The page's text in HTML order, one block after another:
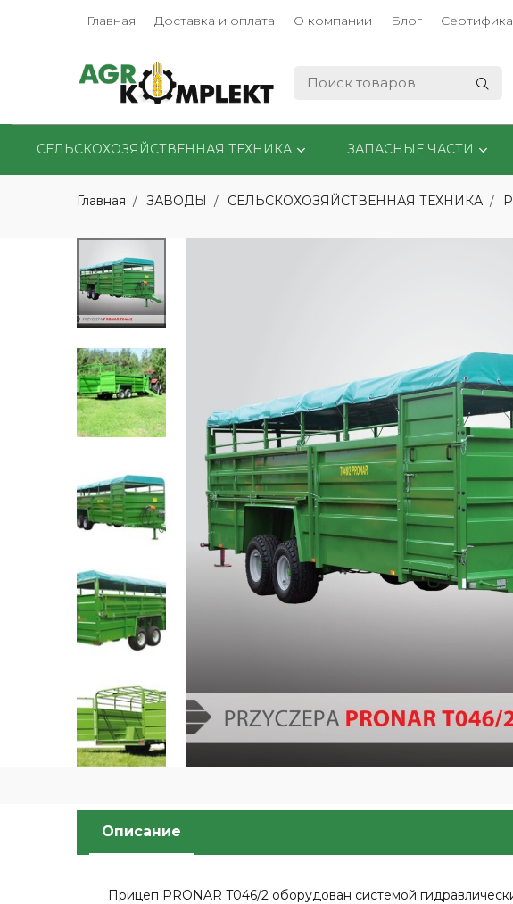
Главная Доставка и оплата О компании Блог
СЕЛЬСКОХОЗЯЙСТВЕННАЯ ТЕХНИКА ЗАПАСНЫЕ ЧАСТИ
Главная ЗАВОДЫ СЕЛЬСКОХОЗЯЙСТВЕННАЯ ТЕХНИКА
Описание
Прицеп PRONAR T046/2 оборудован системой